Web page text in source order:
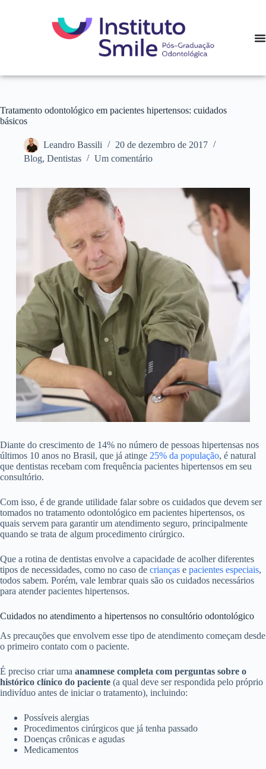
Tratamento odontológico em pacientes hipertensos: cuidados
básicos
Leandro Bassili
20 de dezembro de 2017
Blog, Dentistas Um comentário
Diante do crescimento de 14% no número de pessoas hipertensas nos
últimos 10 anos no Brasil, que já atinge 25% da população, é natural
que dentistas recebam com frequência pacientes hipertensos em seu
consultório.
Com isso, é de grande utilidade falar sobre os cuidados que devem ser
tomados no tratamento odontológico em pacientes hipertensos, os
quais servem para garantir um atendimento seguro, principalmente
quando se trata de algum procedimento cirúrgico.
Que a rotina de dentistas envolve a capacidade de acolher diferentes
tipos de necessidades, como no caso de crianças e pacientes especiais,
todos sabem. Porém, vale lembrar quais são os cuidados necessários
para atender pacientes hipertensos.
Cuidados no atendimento a hipertensos no consultório odontológico
As precauções que envolvem esse tipo de atendimento começam desde
o primeiro contato com o paciente.
É preciso criar uma anamnese completa com perguntas sobre o
histórico clínico do paciente (a qual deve ser respondida pelo próprio
indivíduo antes de iniciar o tratamento), incluindo:
Possíveis alergias
Procedimentos cirúrgicos que já tenha passado
Doenças crônicas e agudas
Medicamentos